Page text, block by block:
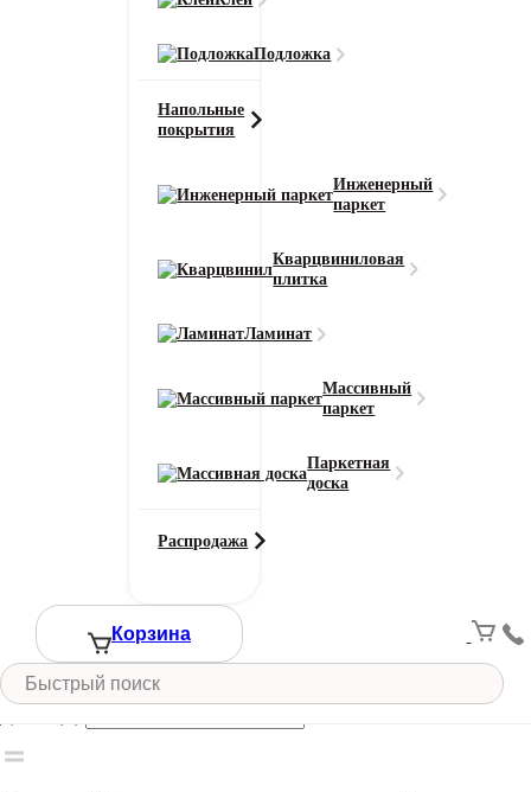
Подложка
Напольные
покрытия
Инженерный
паркет
Кварцвиниловая
плитка
Ламинат
Массивный
паркет
Паркетная
доска
Распродажа
Корзина
Ковролин AW Sedna Yara (Йара) 37
Область применения
Ширина (м)